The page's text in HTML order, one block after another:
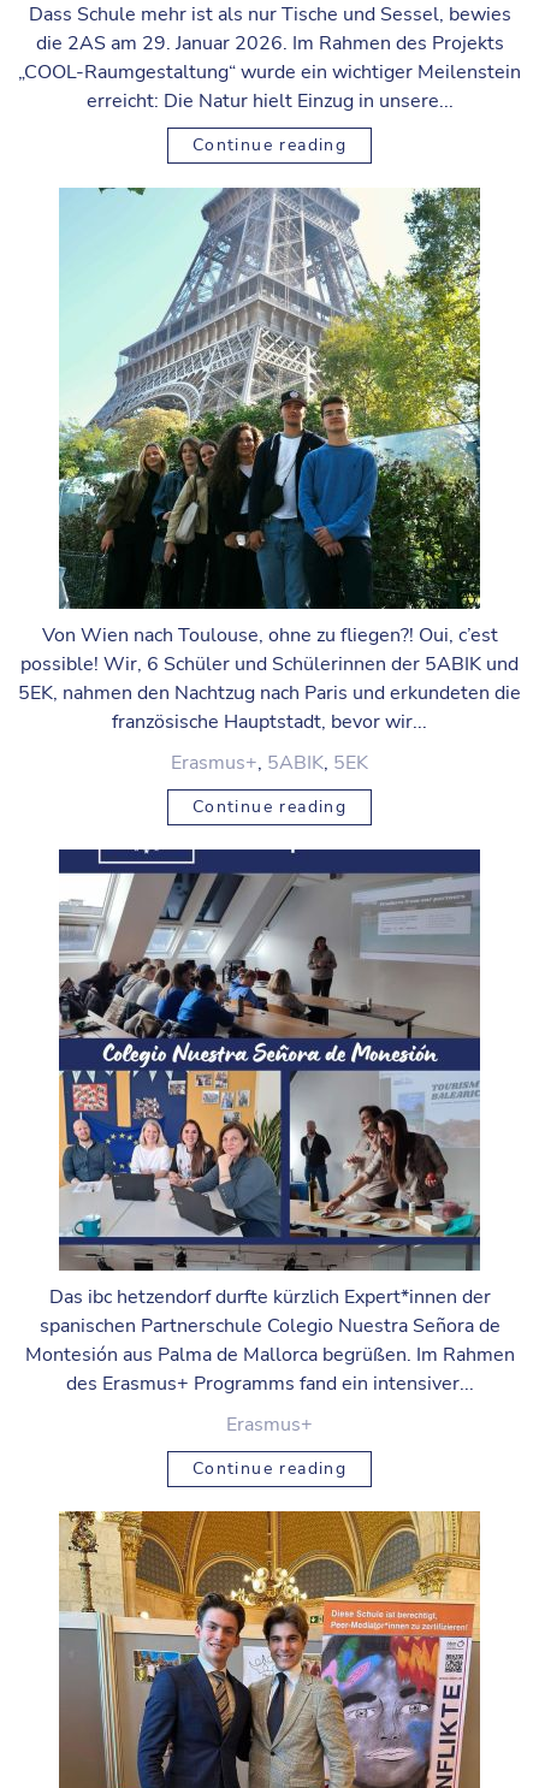
Dass Schule mehr ist als nur Tische und Sessel, bewies
die 2AS am 29. Januar 2026. Im Rahmen des Projekts
„COOL-Raumgestaltung“ wurde ein wichtiger Meilenstein
erreicht: Die Natur hielt Einzug in unsere...
Continue reading
Von Wien nach Toulouse, ohne zu fliegen?! Oui, c’est
possible! Wir, 6 Schüler und Schülerinnen der 5ABIK und
5EK, nahmen den Nachtzug nach Paris und erkundeten die
französische Hauptstadt, bevor wir...
Erasmus+, 5ABIK, 5EK
Continue reading
Das ibc hetzendorf durfte kürzlich Expert*innen der
spanischen Partnerschule Colegio Nuestra Señora de
Montesión aus Palma de Mallorca begrüßen. Im Rahmen
des Erasmus+ Programms fand ein intensiver...
Erasmus+
Continue reading